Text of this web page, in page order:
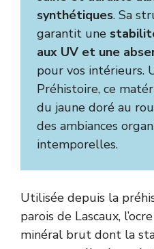
synthétiques. Sa
garantit une
aux UV et une
pour vos intérieurs.
Préhistoire, ce
du jaune doré au
des ambiances
intemporelles.
Utilisée depuis la
parois de Lascaux,
minéral brut dont la